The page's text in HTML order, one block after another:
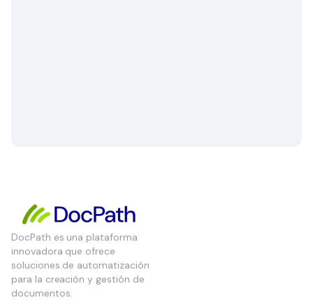
DocPath es una plataforma
innovadora que ofrece
soluciones de automatización
para la creación y gestión de
documentos.